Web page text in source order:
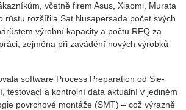
včet­ně firem Asus, Xi­a­o­mi, Mu­ra­ta
roz­ší­ři­la Sat Nusa­per­sa­da počet svých
vý­rob­ní ka­pa­ci­ty a počtu RFQ za
zejmé­na při za­vá­dě­ní no­vých vý­rob­ků
soft­wa­re Pro­cess Pre­pa­rati­on od Sie­
tes­to­va­cí a kon­t­rol­ní data ak­tu­ál­ní v je­di­ném
po­vr­cho­vé mon­tá­že (SMT) – což vý­raz­ně